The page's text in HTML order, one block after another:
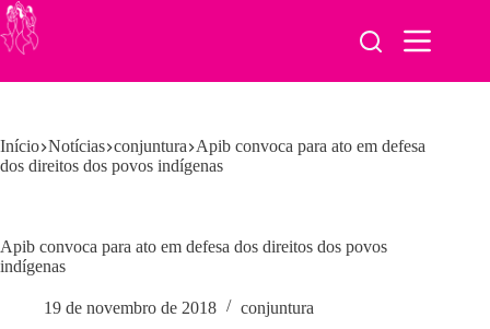
Pular
para
o
Início Notícias conjuntura Apib convoca para ato em defesa
dos direitos dos povos indígenas
Apib convoca para ato em defesa dos direitos dos povos
indígenas
19 de novembro de 2018 conjuntura